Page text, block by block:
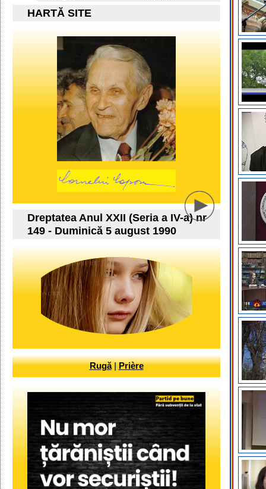
HARTĂ SITE
Dreptatea Anul XXII (Seria a IV-a) nr
149 - Duminică 5 august 1990
Rugă|Prière